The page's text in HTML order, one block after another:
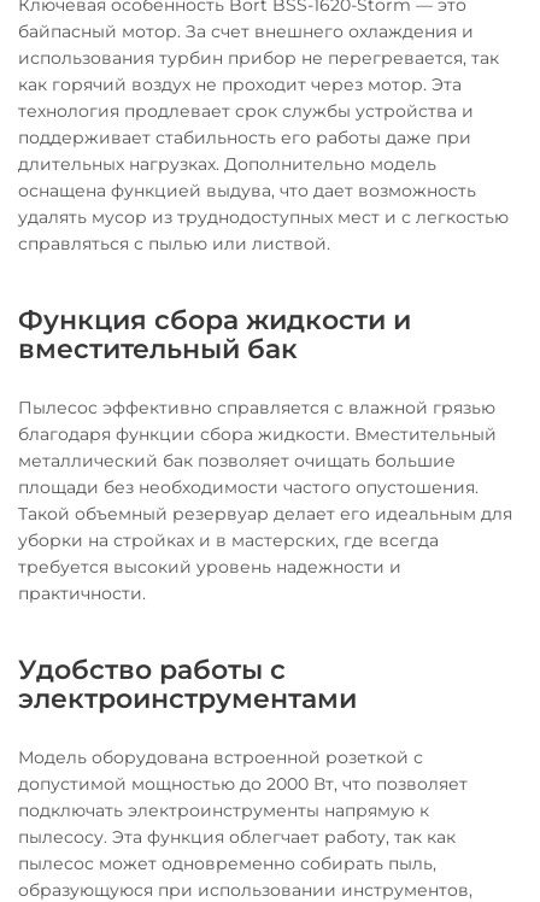
Ключевая особенность Bort BSS-1620-Storm — это
байпасный мотор. За счет внешнего охлаждения и
использования турбин прибор не перегревается, так
как горячий воздух не проходит через мотор. Эта
технология продлевает срок службы устройства и
поддерживает стабильность его работы даже при
длительных нагрузках. Дополнительно модель
оснащена функцией выдува, что дает возможность
удалять мусор из труднодоступных мест и с легкостью
справляться с пылью или листвой.
Функция сбора жидкости и
вместительный бак
Пылесос эффективно справляется с влажной грязью
благодаря функции сбора жидкости. Вместительный
металлический бак позволяет очищать большие
площади без необходимости частого опустошения.
Такой объемный резервуар делает его идеальным для
уборки на стройках и в мастерских, где всегда
требуется высокий уровень надежности и
практичности.
Удобство работы с
электроинструментами
Модель оборудована встроенной розеткой с
допустимой мощностью до 2000 Вт, что позволяет
подключать электроинструменты напрямую к
пылесосу. Эта функция облегчает работу, так как
пылесос может одновременно собирать пыль,
образующуюся при использовании инструментов,